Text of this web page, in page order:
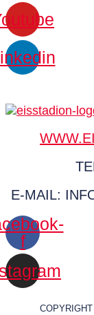
E-MAIL:
f